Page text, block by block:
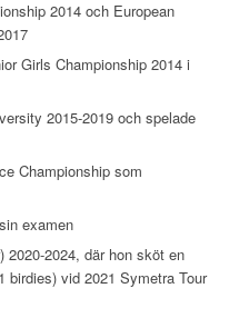
2014 och European
Girls Championship 2014 i
2015-2019 och spelade
Championship som
examen
2020-2024, där hon sköt en
birdies) vid 2021 Symetra Tour